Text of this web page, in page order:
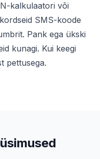
kalkulaatori või
SMS-koode
Pank ega ükski
kunagi. Kui keegi
pettusega.